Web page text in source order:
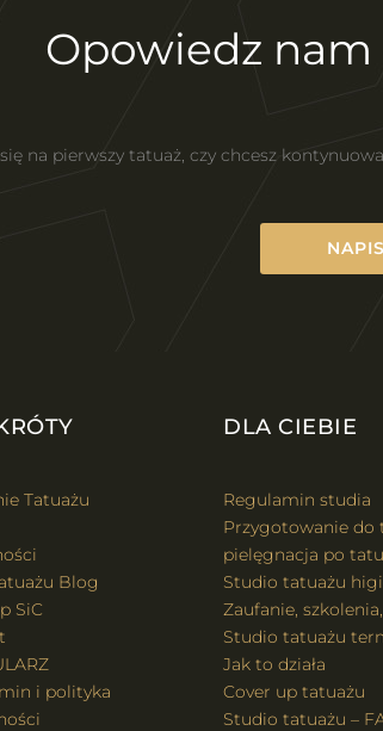
Opowiedz
się na pierwszy tatuaż, czy chcesz
Tatuażu
Blog
SiC
i polityka
DLA CIEBIE
Regulamin studia
Przygotowanie do
pielęgnacja po
Studio tatuażu
Zaufanie,
Studio tatuażu
Jak to działa
Cover up tatuażu
Studio tatuażu –